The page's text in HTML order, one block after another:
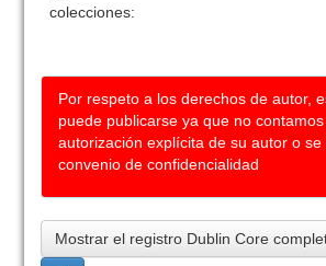
colecciones:
Por respeto a los derechos de autor,
puede publicarse ya que no
autorización explícita de su autor o se
convenio de confidencialidad
Mostrar el registro Dublin Core